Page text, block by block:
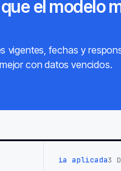
el modelo
vigentes, fechas y
con datos vencidos.
ia aplicada3